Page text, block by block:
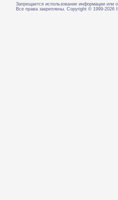
Запрещается использование информации или
Все права закреплены. Copyright © 1999-